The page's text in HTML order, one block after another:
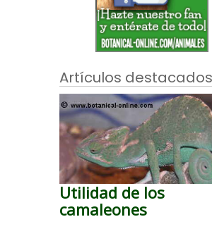
Artículos destacados
Utilidad de los
camaleones